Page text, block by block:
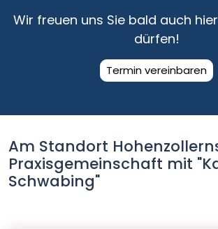
Wir freuen uns Sie bald auch
dürfen!
Termin vereinbaren
Am Standort
Praxisgemeinschaft mit
Schwabing"